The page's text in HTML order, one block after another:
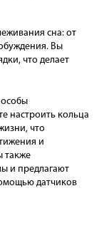
сна: от
Вы
что делает
настроить кольца
что
и
также
и предлагают
датчиков